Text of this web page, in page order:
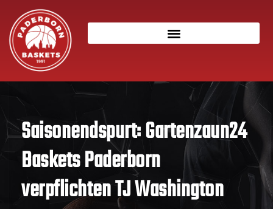
Saisonendspurt: Gartenzaun24
Baskets Paderborn
verpflichten TJ Washington